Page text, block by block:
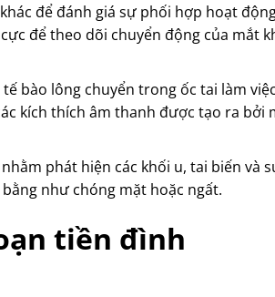
để đánh giá sự phối hợp hoạt
để theo dõi chuyển động của mắt
bào lông chuyển trong ốc tai làm
kích thích âm thanh được tạo ra bởi
phát hiện các khối u, tai biến và
như chóng mặt hoặc ngất.
tiền đình